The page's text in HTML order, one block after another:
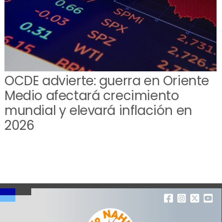
OCDE advierte: guerra en Oriente
Medio afectará crecimiento
mundial y elevará inflación en
2026